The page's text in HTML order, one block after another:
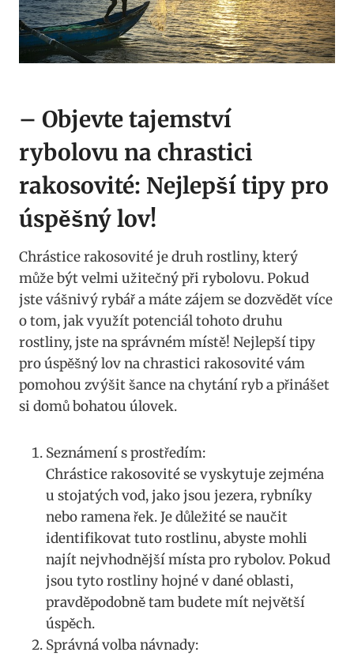
– Objevte tajemství
rybolovu na⁤ chrastici
rakosovité:​ Nejlepší tipy pro
úspěšný lov!
Chrástice rakosovité je ‍druh rostliny, který
může být velmi užitečný při rybolovu.⁣ Pokud ​
jste ⁢vášnivý rybář a máte⁣ zájem se dozvědět více
o tom, jak využít⁤ potenciál tohoto druhu⁢
rostliny,⁤ jste na správném místě! Nejlepší tipy
pro úspěšný lov na chrastici rakosovité vám
pomohou zvýšit šance​ na ​chytání ryb a přinášet
si domů bohatou úlovek.
Seznámení s prostředím:
Chrástice rakosovité se vyskytuje zejména‍
u stojatých vod, jako jsou⁣ jezera, rybníky
nebo ramena řek. Je ‍důležité se naučit
identifikovat tuto ⁤rostlinu, abyste‌ mohli
najít‌ nejvhodnější místa pro rybolov. ⁣Pokud
jsou‍ tyto rostliny hojné v dané oblasti,
pravděpodobně‌ tam budete mít největší
úspěch.
Správná volba návnady: